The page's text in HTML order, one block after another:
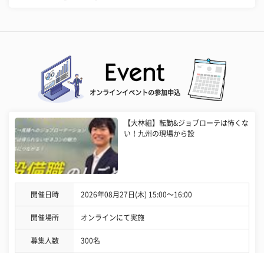
オンラインイベントの参加申込
【大林組】転勤&ジョブローテは怖くな
い！九州の現場から設
開催日時 2026年08月27日(木) 15:00〜16:00
開催場所 オンラインにて実施
募集人数 300名